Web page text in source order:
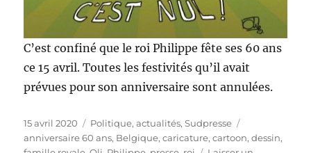
C’est confiné que le roi Philippe fête ses 60 ans
ce 15 avril. Toutes les festivités qu’il avait
prévues pour son anniversaire sont annulées.
Publié
le
15 avril 2020 Catégories
Politique, actualités,Sudpresse
anniversaire 60 ans, Belgique,caricature,cartoon,dessin,